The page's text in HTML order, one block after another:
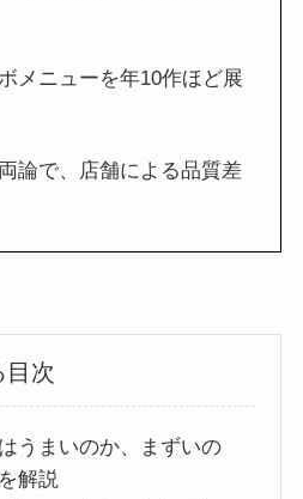
メニューを年10作ほど展
論で、店舗による品質差
目次
うまいのか、まずいの
解説